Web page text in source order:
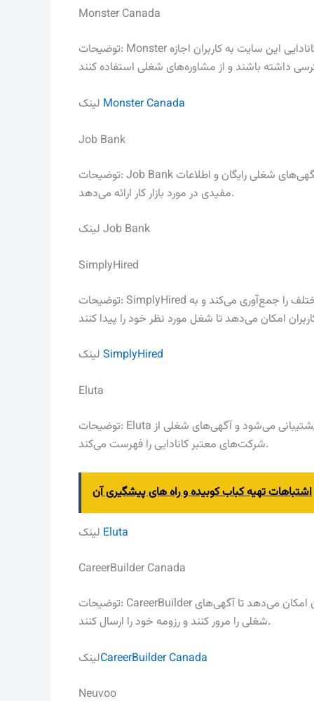
Monster Canada
توضیحات: Monster یکی از سایت‌های بین‌المللی معروف در زمینه کاریابی است. نسخه کانادایی این سایت به کاربران اجازه
Monster Canada
Job Bank
توضیحات: Job Bank یک سایت دولتی است که توسط دولت کانادا راه‌اندازی شده و آگهی‌های شغلی رایگان و اطلاعات
مفیدی در مورد بازار کار ارائه می‌دهد.
لینک Job Bank
SimplyHired
توضیحات: SimplyHired یک موتور جستجوی شغلی است که آگهی‌های شغلی از منابع مختلف را جمع‌آوری می‌کند و به
SimplyHired
Eluta
توضیحات: Eluta یک سایت کاریابی کانادایی است که توسط “گلوب اند میل” پشتیبانی می‌شود و آگهی‌های شغلی از
شرکت‌های معتبر کانادایی را فهرست می‌کند.
اشتباهات تهیه کباب کوبیده و راه های پیشگیری آن
Eluta
CareerBuilder Canada
توضیحات: CareerBuilder یکی از سایت‌های بزرگ کاریابی است که نسخه کانادایی آن به کاربران امکان می‌دهد تا آگهی‌های
شغلی را مرور کنند و رزومه خود را ارسال کنند.
لینکCareerBuilder Canada
Neuvoo